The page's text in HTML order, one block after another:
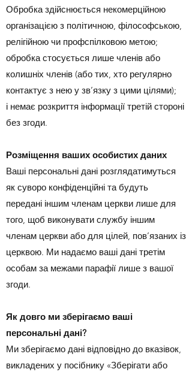
Обробка здійснюється некомерційною
організацією з політичною, філософською,
релігійною чи профспілковою метою;
обробка стосується лише членів або
колишніх членів (або тих, хто регулярно
контактує з нею у зв’язку з цими цілями);
і немає розкриття інформації третій стороні
без згоди.
Розміщення ваших особистих даних
Ваші персональні дані розглядатимуться
як суворо конфіденційні та будуть
передані іншим членам церкви лише для
того, щоб виконувати службу іншим
членам церкви або для цілей, пов’язаних із
церквою. Ми надаємо ваші дані третім
особам за межами парафії лише з вашої
згоди.
Як довго ми зберігаємо ваші
персональні дані?
Ми зберігаємо дані відповідно до вказівок,
викладених у посібнику «Зберігати або